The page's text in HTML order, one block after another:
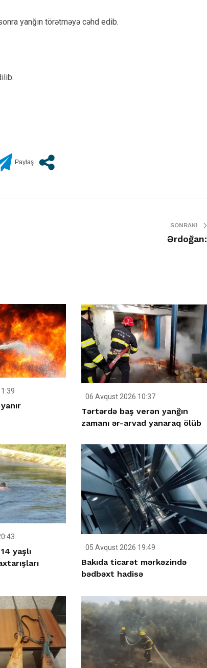
yanğın törətməyə cəhd edib.
SONRAKI
Ərdoğan:
06 Avqust 2026 10:37
Tərtərdə baş verən yanğın
zamanı ər-arvad yanaraq ölüb
yaşlı
05 Avqust 2026 19:49
Bakıda ticarət mərkəzində
bədbəxt hadisə